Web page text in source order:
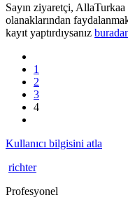
Sayın ziyaretçi,
olanaklarından
kayıt yaptırdıysanız
1
2
3
4
Kullanıcı bilgisini atla
richter
Profesyonel